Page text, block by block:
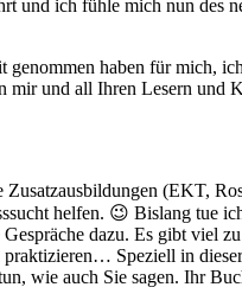
und ich fühle mich nun des
genommen haben für mich,
mir und all Ihren Lesern und
(EKT,
helfen. 😉 Bislang tue
dazu. Es gibt viel
Speziell in
wie auch Sie sagen. Ihr